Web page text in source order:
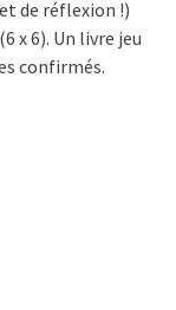
de réflexion !)
x 6). Un livre jeu
confirmés.